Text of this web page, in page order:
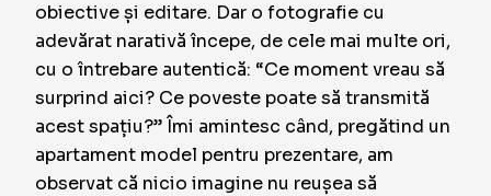
obiective și editare. Dar o fotografie cu
adevărat narativă începe, de cele mai multe ori,
cu o întrebare autentică: “Ce moment vreau să
surprind aici? Ce poveste poate să transmită
acest spațiu?” Îmi amintesc când, pregătind un
apartament model pentru prezentare, am
observat că nicio imagine nu reușea să